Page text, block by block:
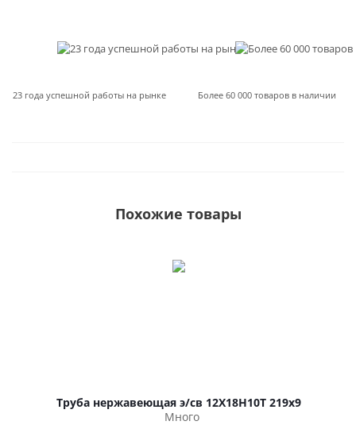
23 года успешной работы на рынке Более 60 000 товаров в наличии
Похожие товары
Труба нержавеющая э/св 12Х18Н10Т 219х9
Много